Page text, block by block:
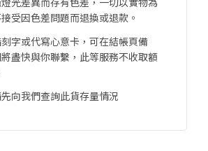
受因色差問題而退換或退款。
字或代寫心意卡，可在結帳頁備
盡快與你聯繫，此等服務不收取額
向我們查詢此貨存量情況